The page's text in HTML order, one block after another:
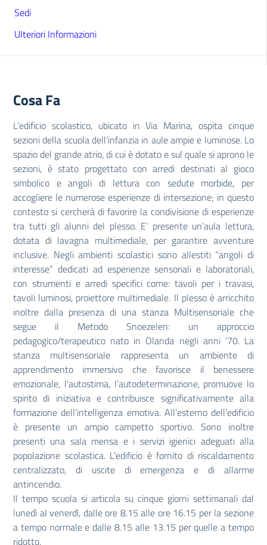
Sedi
Ulteriori Informazioni
Cosa Fa
L’edificio scolastico, ubicato in Via Marina, ospita cinque
sezioni della scuola dell’infanzia in aule ampie e luminose. Lo
spazio del grande atrio, di cui è dotato e sul quale si aprono le
sezioni, è stato progettato con arredi destinati al gioco
simbolico e angoli di lettura con sedute morbide, per
accogliere le numerose esperienze di intersezione; in questo
contesto si cercherà di favorire la condivisione di esperienze
tra tutti gli alunni del plesso. E’ presente un’aula lettura,
dotata di lavagna multimediale, per garantire avventure
inclusive. Negli ambienti scolastici sono allestiti “angoli di
interesse” dedicati ad esperienze sensoriali e laboratoriali,
con strumenti e arredi specifici come: tavoli per i travasi,
tavoli luminosi, proiettore multimediale. Il plesso è arricchito
inoltre dalla presenza di una stanza Multisensoriale che
segue il Metodo Snoezelen: un approccio
pedagogico/terapeutico nato in Olanda negli anni ’70. La
stanza multisensoriale rappresenta un ambiente di
apprendimento immersivo che favorisce il benessere
emozionale, l’autostima, l’autodeterminazione, promuove lo
spirito di iniziativa e contribuisce significativamente alla
formazione dell’intelligenza emotiva. All’esterno dell’edificio
è presente un ampio campetto sportivo. Sono inoltre
presenti una sala mensa e i servizi igienici adeguati alla
popolazione scolastica. L’edificio è fornito di riscaldamento
centralizzato, di uscite di emergenza e di allarme
antincendio.
Il tempo scuola si articola su cinque giorni settimanali dal
lunedì al venerdì, dalle ore 8.15 alle ore 16.15 per la sezione
a tempo normale e dalle 8.15 alle 13.15 per quelle a tempo
ridotto.